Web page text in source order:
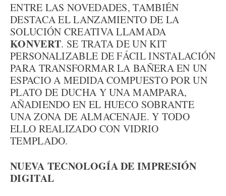
ENTRE LAS NOVEDADES, TAMBIÉN
DESTACA EL LANZAMIENTO DE LA
SOLUCIÓN CREATIVA LLAMADA
KONVERT. SE TRATA DE UN KIT
PERSONALIZABLE DE FÁCIL INSTALACIÓN
PARA TRANSFORMAR LA BAÑERA EN UN
ESPACIO A MEDIDA COMPUESTO POR UN
PLATO DE DUCHA Y UNA MAMPARA,
AÑADIENDO EN EL HUECO SOBRANTE
UNA ZONA DE ALMACENAJE. Y TODO
ELLO REALIZADO CON VIDRIO
TEMPLADO.
NUEVA TECNOLOGÍA DE IMPRESIÓN
DIGITAL